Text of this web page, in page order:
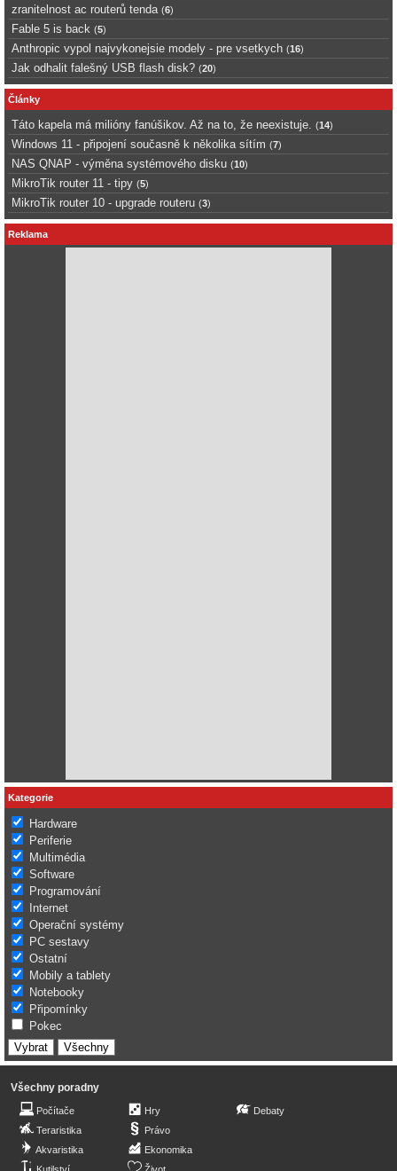
zranitelnost ac routerů tenda (6)
Fable 5 is back (5)
Anthropic vypol najvykonejsie modely - pre vsetkych (16)
Jak odhalit falešný USB flash disk? (20)
Články
Táto kapela má milióny fanúšikov. Až na to, že neexistuje. (14)
Windows 11 - připojení současně k několika sítím (7)
NAS QNAP - výměna systémového disku (10)
MikroTik router 11 - tipy (5)
MikroTik router 10 - upgrade routeru (3)
Reklama
Kategorie
Hardware
Periferie
Multimédia
Software
Programování
Internet
Operační systémy
PC sestavy
Ostatní
Mobily a tablety
Notebooky
Připomínky
Pokec
Všechny poradny
Počítače
Teraristika
Akvaristika
Hry
Právo
Ekonomika
Debaty